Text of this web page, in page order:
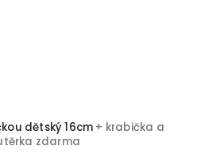
dětský 16cm + krabička a
zdarma